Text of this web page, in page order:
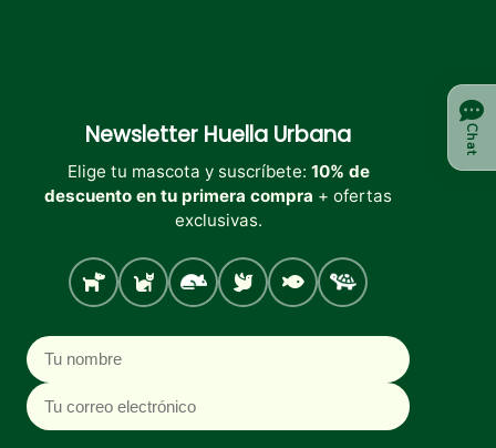
Newsletter Huella Urbana
Elige tu mascota y suscríbete: 10% de
descuento en tu primera compra + ofertas
exclusivas.
Perro Gato Roedores
Aves PecesTortugas
Nombre
Correo electrónico
Chat